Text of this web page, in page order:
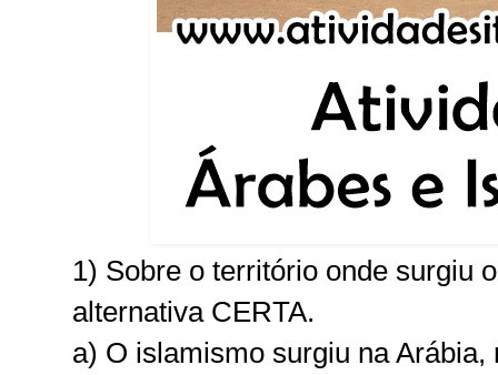
1) Sobre o território onde surgiu
alternativa CERTA.
a) O islamismo surgiu na